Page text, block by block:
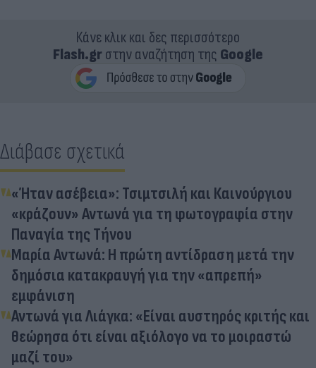
Κάνε κλικ και δες περισσότερο
Flash.grστην αναζήτηση της Google
Διάβασε σχετικά
«Ήταν ασέβεια»: Τσιμτσιλή και Καινούργιου
«κράζουν» Αντωνά για τη φωτογραφία στην
Παναγία της Τήνου
Μαρία Αντωνά: Η πρώτη αντίδραση μετά την
δημόσια κατακραυγή για την «απρεπή»
εμφάνιση
Αντωνά για Λιάγκα: «Είναι αυστηρός κριτής και
θεώρησα ότι είναι αξιόλογο να το μοιραστώ
μαζί του»